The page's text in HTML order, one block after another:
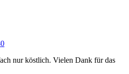
nur köstlich. Vielen Dank für das